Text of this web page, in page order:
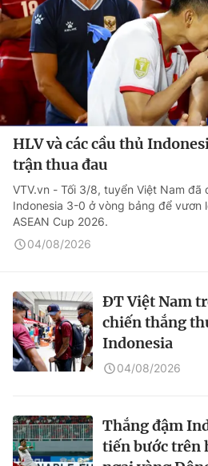
HLV và các cầu thủ
trận thua đau
VTV.vn - Tối 3/8, tuyển Việt Nam đã
Indonesia 3-0 ở vòng bảng để vươn
ASEAN Cup 2026.
04/08/2026
ĐT Việt Nam
chiến thắng
Indonesia
04/08/2026
Thắng đậm
tiến bước trên